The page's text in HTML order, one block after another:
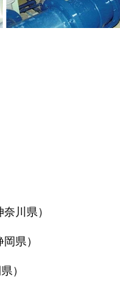
川県）
県）
）